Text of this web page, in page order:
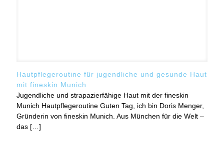
Hautpflegeroutine für jugendliche und gesunde Haut
mit fineskin Munich
Jugendliche und strapazierfähige Haut mit der fineskin
Munich Hautpflegeroutine Guten Tag, ich bin Doris Menger,
Gründerin von fineskin Munich. Aus München für die Welt –
das […]